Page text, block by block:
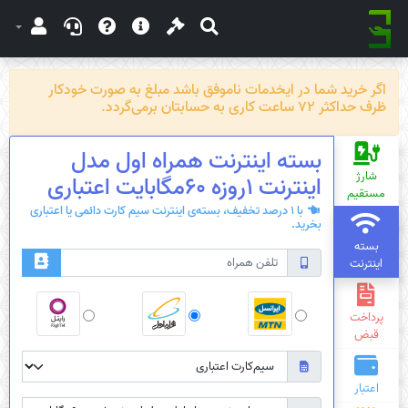
اگر خرید شما در ایخدمات ناموفق باشد مبلغ به صورت خودکار
ظرف حداکثر 72 ساعت کاری به حسابتان برمی‌گردد.
شارژ
مستقیم
بسته
اینترنت
پرداخت
قبض
اعتبار
بسته اینترنت همراه اول مدل
اینترنت 1روزه 60مگابایت اعتباری
با 1 درصد تخفیف، بسته‌ی اینترنت سیم کارت دائمی یا اعتباری
بخرید.